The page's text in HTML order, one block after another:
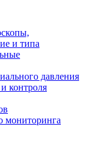
и типа
давления
контроля
мониторинга